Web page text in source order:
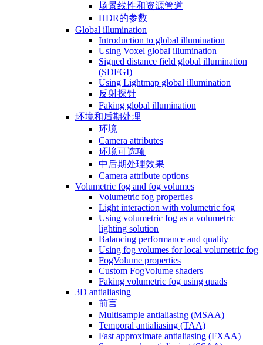
场景线性和资源管道
HDR的参数
Global illumination
Introduction to global illumination
Using Voxel global illumination
Signed distance field global illumination
(SDFGI)
Using Lightmap global illumination
反射探针
Faking global illumination
环境和后期处理
环境
Camera attributes
环境可选项
中后期处理效果
Camera attribute options
Volumetric fog and fog volumes
Volumetric fog properties
Light interaction with volumetric fog
Using volumetric fog as a volumetric
lighting solution
Balancing performance and quality
Using fog volumes for local volumetric fog
FogVolume properties
Custom FogVolume shaders
Faking volumetric fog using quads
3D antialiasing
前言
Multisample antialiasing (MSAA)
Temporal antialiasing (TAA)
Fast approximate antialiasing (FXAA)